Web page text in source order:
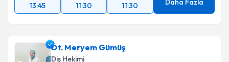
13:45 11:30 11:30 Daha Fazla
Dt. Meryem Gümüş
Diş Hekimi